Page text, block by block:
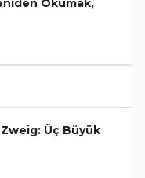
Okumak,
Üç Büyük